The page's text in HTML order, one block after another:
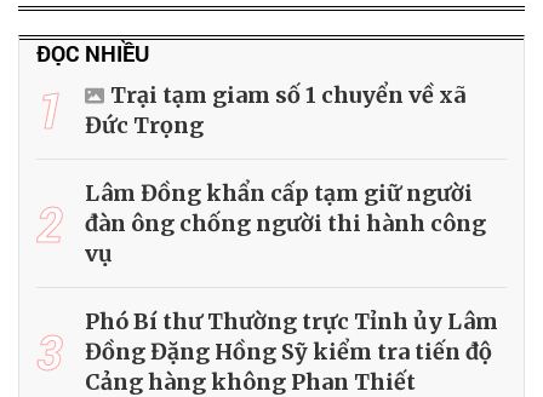
ĐỌC NHIỀU
1
Trại tạm giam số 1 chuyển về xã
Đức Trọng
2
Lâm Đồng khẩn cấp tạm giữ người
đàn ông chống người thi hành công
vụ
3
Phó Bí thư Thường trực Tỉnh ủy Lâm
Đồng Đặng Hồng Sỹ kiểm tra tiến độ
Cảng hàng không Phan Thiết